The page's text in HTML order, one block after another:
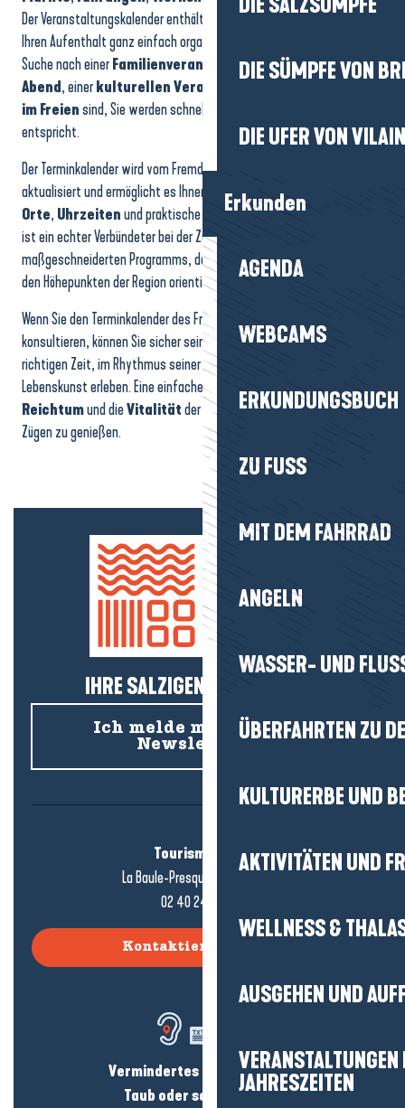
DIE SALZSÜMPFE
DIE SÜMPFE VON
DIE UFER VON
Erkunden
AGENDA
WEBCAMS
ERKUNDUNGSBUCH
ZU FUSS
MIT DEM FAHRRAD
ANGELN
WASSER- UND
ÜBERFAHRTEN ZU
KULTURERBE UND
AKTIVITÄTEN UND
WELLNESS &
AUSGEHEN UND
JAHRESZEITEN
Der Veranstaltungskalender enthält alle Ideen für Ausflüge, damit Sie
Ihren Aufenthalt ganz einfach organisieren können. Ob Sie nun auf der
Suche nach einerFamilienveranstaltung, einemfestlichen
Abend, einerkulturellen Veranstaltung
im Freiensind, Sie werden schnell das finden, was Ihren Wünschen
entspricht.
Der Terminkalender wird vom Fremdenverkehrsamt in Echtzeit
aktualisiert und ermöglicht es Ihnen, mit wenigen Klicks
Orte, Uhrzeitenund praktische Informationenabzurufen. Er
ist ein echter Verbündeter bei der Zusammenstellung eines
maßgeschneiderten Programms, das sich an den Jahreszeiten und
den Höhepunkten der Region orientiert.
Wenn Sie den Terminkalender des Fremdenverkehrsamtes
konsultieren, können Sie sicher sein, dass Sie das Reiseziel zur
richtigen Zeit, im Rhythmus seinerVeranstaltungen
Lebenskunst erleben. Eine einfache und effiziente Art, den
Reichtumund dieVitalitätder Halbinsel Guérandein vollen
Zügen zu genießen.
IHRE SALZIGEN NEUIGKEITEN!
Ich melde mich für den
Newsletter an
Tourismusbüro
La Baule-Presqu'île de Guérande
02 40 24 34 44
Kontaktieren Sie uns
Vermindertes Hörvermögen?
Taub oder schwerhörig?